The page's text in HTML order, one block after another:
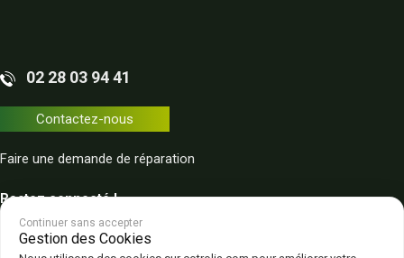
02 28 03 94 41
Contactez-nous
Faire une demande de réparation
Restez connecté !
Continuer sans accepter
Gestion des Cookies